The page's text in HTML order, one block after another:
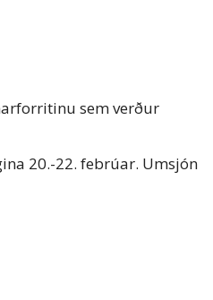
sem verður
20.-22. febrúar. Umsjón